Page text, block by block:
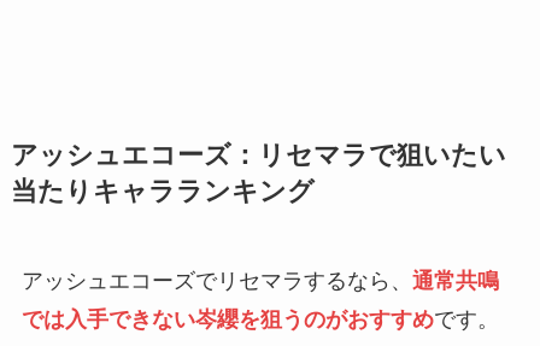
アッシュエコーズ：リセマラで狙いたい
当たりキャラランキング
アッシュエコーズでリセマラするなら、 通常共鳴
では入手できない岑纓を狙うのがおすすめです。